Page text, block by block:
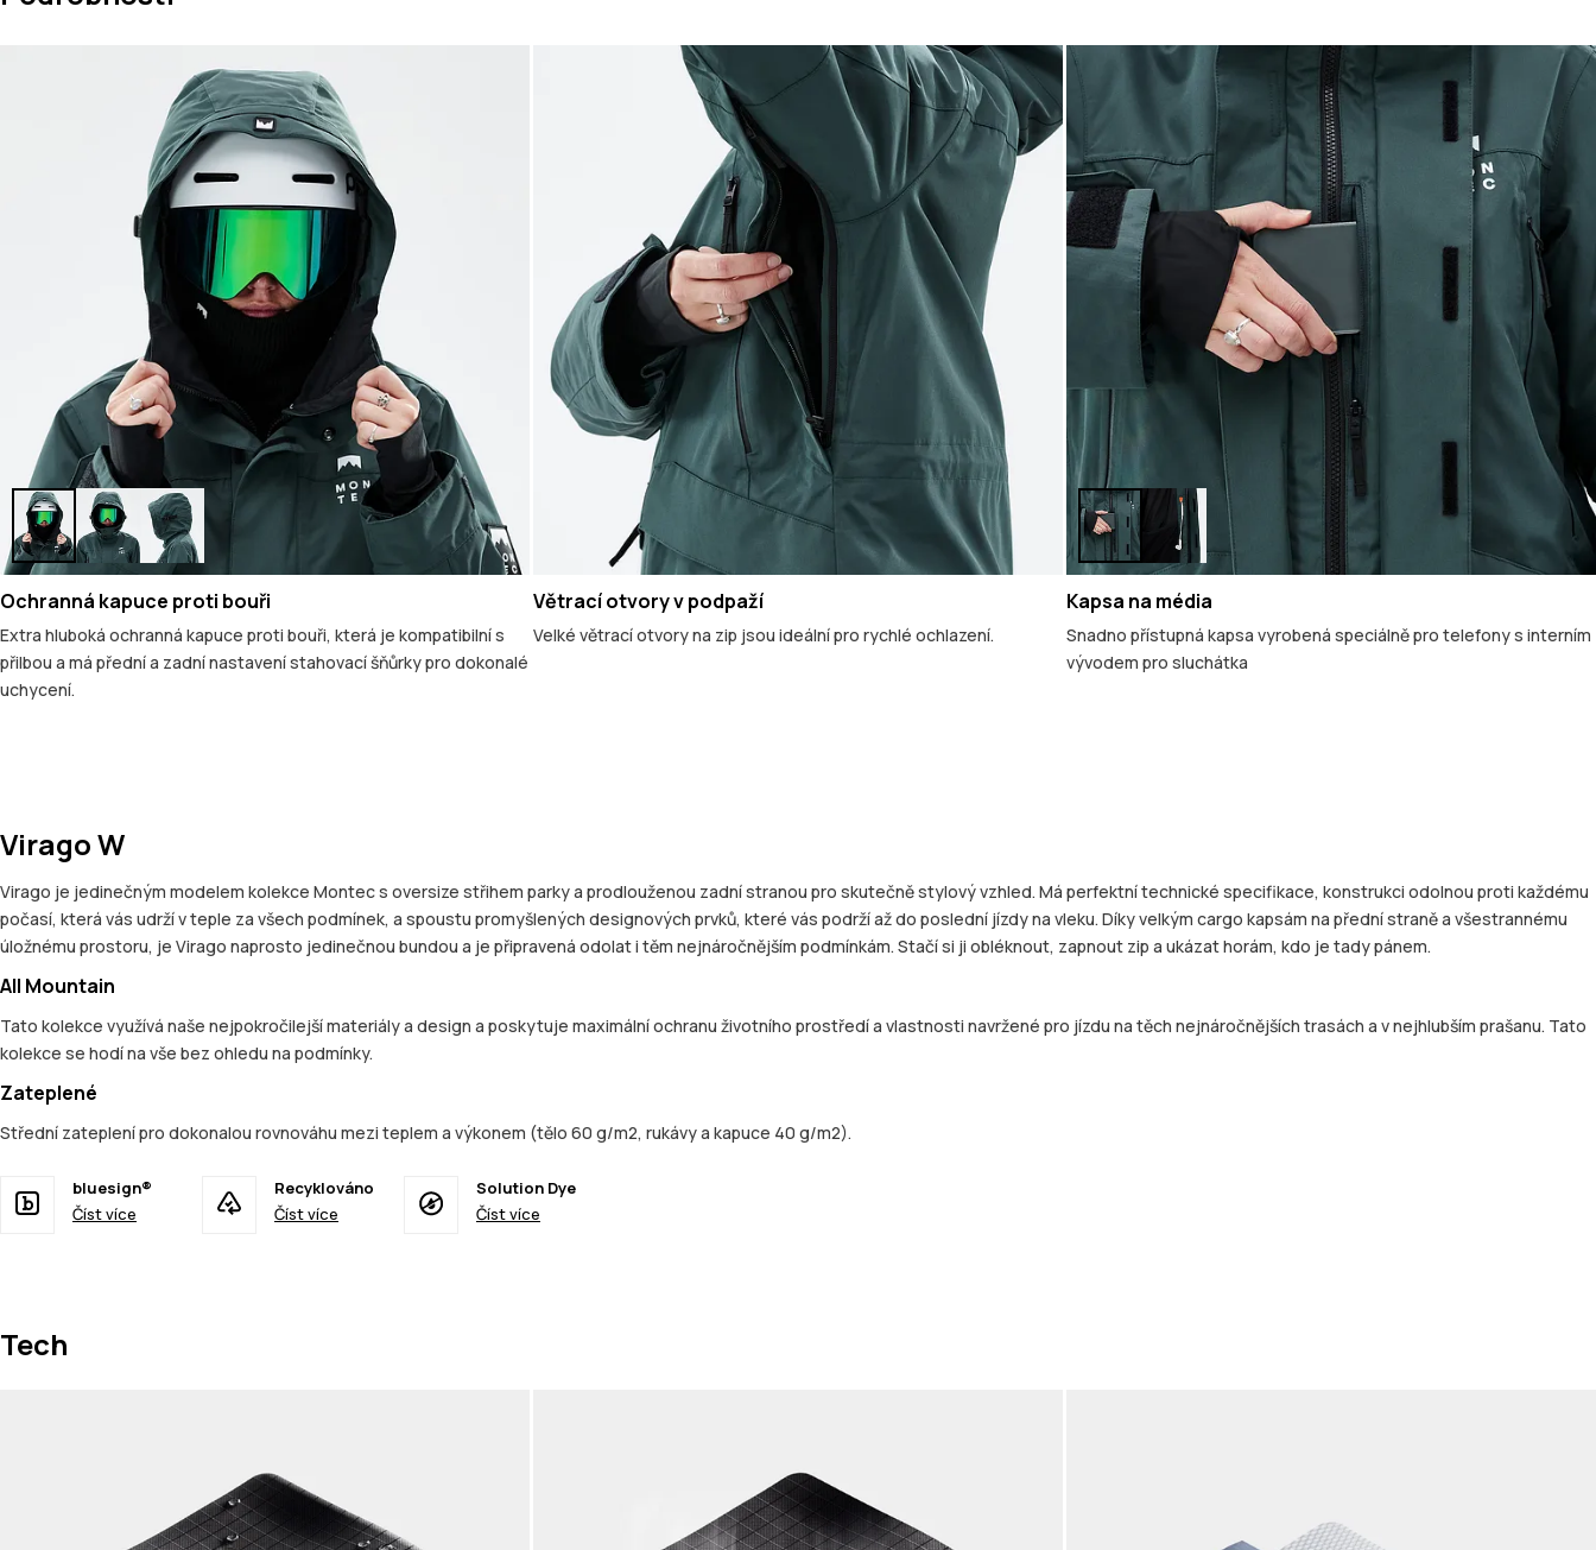
Ochranná kapuce proti bouři
Extra hluboká ochranná kapuce proti bouři, která je kompatibilní s
přilbou a má přední a zadní nastavení stahovací šňůrky pro dokonalé
uchycení.
Větrací otvory v podpaží
Velké větrací otvory na zip jsou ideální pro rychlé ochlazení.
Kapsa na média
Snadno přístupná kapsa vyrobená speciálně pro telefony s interním
vývodem pro sluchátka
Virago W
Virago je jedinečným modelem kolekce Montec s oversize střihem parky a prodlouženou zadní stranou pro skutečně stylový vzhled. Má perfektní technické specifikace, konstrukci odolnou proti každému
počasí, která vás udrží v teple za všech podmínek, a spoustu promyšlených designových prvků, které vás podrží až do poslední jízdy na vleku. Díky velkým cargo kapsám na přední straně a všestrannému
úložnému prostoru, je Virago naprosto jedinečnou bundou a je připravená odolat i těm nejnáročnějším podmínkám. Stačí si ji obléknout, zapnout zip a ukázat horám, kdo je tady pánem.
All Mountain
Tato kolekce využívá naše nejpokročilejší materiály a design a poskytuje maximální ochranu životního prostředí a vlastnosti navržené pro jízdu na těch nejnáročnějších trasách a v nejhlubším prašanu. Tato
kolekce se hodí na vše bez ohledu na podmínky.
Zateplené
Střední zateplení pro dokonalou rovnováhu mezi teplem a výkonem (tělo 60 g/m2, rukávy a kapuce 40 g/m2).
bluesign®
Číst více
Recyklováno
Číst více
Solution Dye
Číst více
Tech